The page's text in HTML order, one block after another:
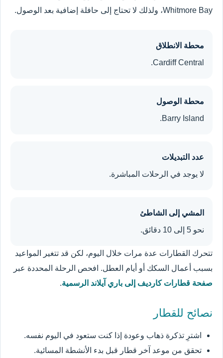
Whitmore Bay، ولذلك لا تحتاج إلى حافلة إضافية بعد الوصول.
محطة الانطلاق
Cardiff Central.
محطة الوصول
Barry Island.
عدد التبديلات
لا يوجد في الرحلات المباشرة.
المشي إلى الشاطئ
نحو 5 إلى 10 دقائق.
تتحرك القطارات عدة مرات خلال اليوم، لكن قد تتغير المواعيد
بسبب أعمال السكك أو أيام العطل. افحص الرحلة المحددة عبر
صفحة قطارات كارديف إلى باري آيلاند الرسمية.
نصائح للقطار
اشترِ تذكرة ذهاب وعودة إذا كنت ستعود في اليوم نفسه.
تحقق من موعد آخر قطار قبل بدء الأنشطة المسائية.